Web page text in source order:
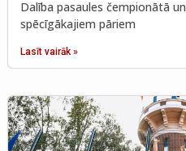
Dalība pasaules čempionātā
spēcīgākajiem pāriem
Lasīt vairāk »